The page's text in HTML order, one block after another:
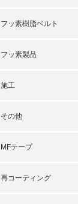
フッ素樹脂ベルト
フッ素製品
施工
その他
MFテープ
再コーティング